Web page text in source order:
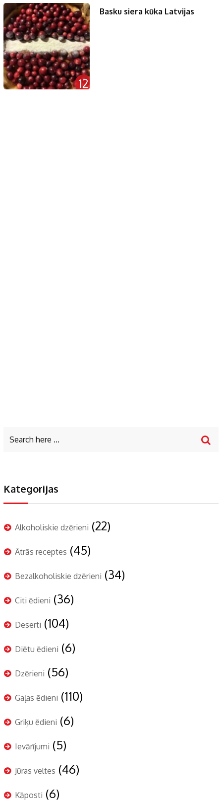
12
Basku siera kūka Latvijas
Kategorijas
Alkoholiskie dzērieni (22)
Ātrās receptes (45)
Bezalkoholiskie dzērieni (34)
Citi ēdieni (36)
Deserti (104)
Diētu ēdieni (6)
Dzērieni (56)
Gaļas ēdieni (110)
Griķu ēdieni (6)
Ievārījumi (5)
Jūras veltes (46)
Kāposti (6)